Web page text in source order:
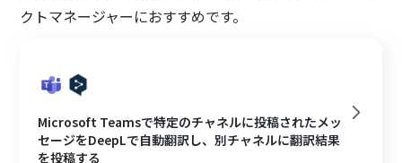
クトマネージャーにおすすめです。
Microsoft Teamsで特定のチャネルに投稿されたメッ
セージをDeepLで自動翻訳し、別チャネルに翻訳結果
を投稿する